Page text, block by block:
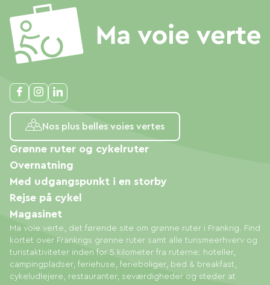
Nos plus belles voies vertes
Ma voie verte, det førende site om grønne ruter i Frankrig. Find
kortet over Frankrigs grønne ruter samt alle turismeerhverv og
turistaktiviteter inden for 5 kilometer fra ruterne: hoteller,
campingpladser, feriehuse, ferieboliger, bed & breakfast,
cykeludlejere, restauranter, seværdigheder og steder at
Grønne ruter og cykelruter
Overnatning
Med udgangspunkt i en storby
Rejse på cykel
Magasinet